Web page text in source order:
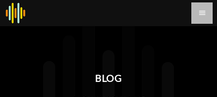
menu
BLOG